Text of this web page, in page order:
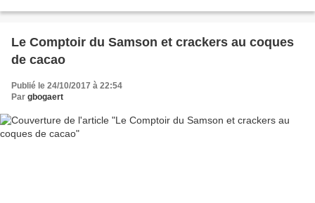
Le Comptoir du Samson et crackers au coques
de cacao
Publié le 24/10/2017 à 22:54
Par gbogaert